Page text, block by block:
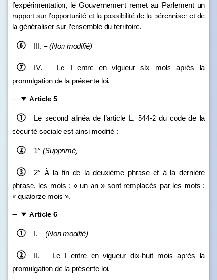
l’expérimentation, le Gouvernement remet au Parlement un
rapport sur l’opportunité et la possibilité de la pérenniser et de
la généraliser sur l’ensemble du territoire.
III. –(Non modifié)
IV. – Le I entre en vigueur six mois après la
promulgation de la présente loi.
Article 5
Le second alinéa de l’article L. 544‑2 du code de la
sécurité sociale est ainsi modifié :
1° (Supprimé)
2° À la fin de la deuxième phrase et à la dernière
phrase, les mots : « un an » sont remplacés par les mots :
« quatorze mois ».
Article 6
I. –(Non modifié)
II. – Le I entre en vigueur dix‑huit mois après la
promulgation de la présente loi.